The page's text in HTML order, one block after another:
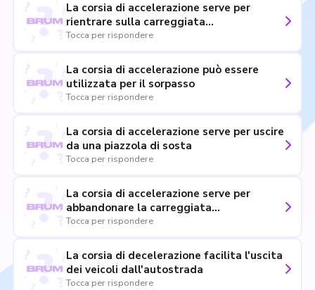
La corsia di accelerazione serve per
rientrare sulla carreggiata
dell'autostrada dopo che si è usciti da
Tocca per rispondere
La corsia di accelerazione può essere
utilizzata per il sorpasso
Tocca per rispondere
La corsia di accelerazione serve per uscire
da una piazzola di sosta
Tocca per rispondere
La corsia di accelerazione serve per
abbandonare la carreggiata
dell'autostrada ed entrare in un'area di
Tocca per rispondere
La corsia di decelerazione facilita l'uscita
dei veicoli dall'autostrada
Tocca per rispondere